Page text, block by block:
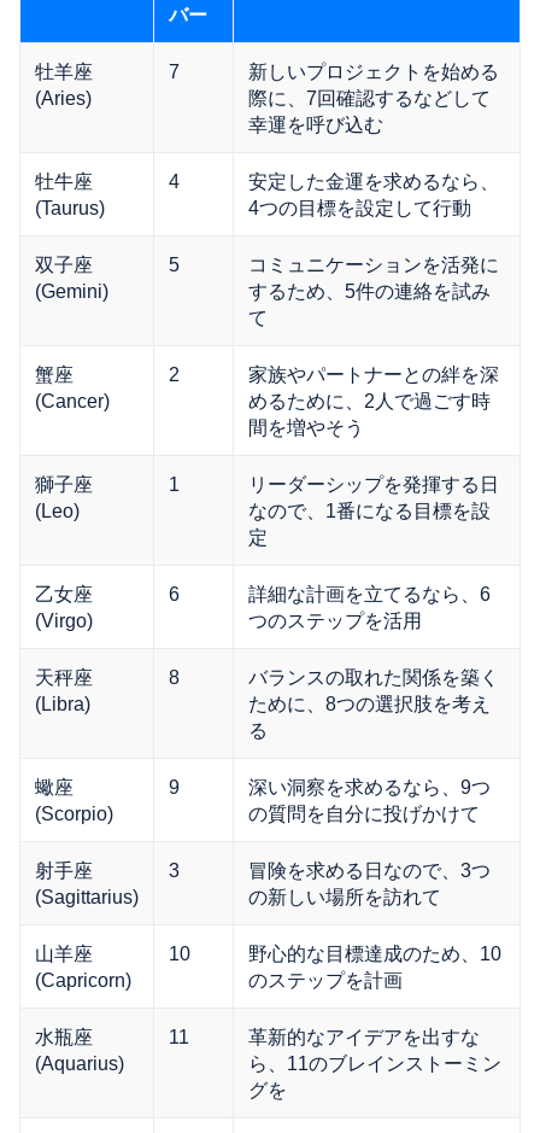
バー
牡羊座
(Aries)
7
新しいプロジェクトを始める
際に、7回確認するなどして
幸運を呼び込む
牡牛座
(Taurus)
4
安定した金運を求めるなら、
4つの目標を設定して行動
双子座
(Gemini)
5
コミュニケーションを活発に
するため、5件の連絡を試み
て
蟹座
(Cancer)
2
家族やパートナーとの絆を深
めるために、2人で過ごす時
間を増やそう
獅子座
(Leo)
1
リーダーシップを発揮する日
なので、1番になる目標を設
定
乙女座
(Virgo)
6
詳細な計画を立てるなら、6
つのステップを活用
天秤座
(Libra)
8
バランスの取れた関係を築く
ために、8つの選択肢を考え
る
蠍座
(Scorpio)
9
深い洞察を求めるなら、9つ
の質問を自分に投げかけて
射手座
(Sagittarius)
3
冒険を求める日なので、3つ
の新しい場所を訪れて
山羊座
(Capricorn)
10
野心的な目標達成のため、10
のステップを計画
水瓶座
(Aquarius)
11
革新的なアイデアを出すな
ら、11のブレインストーミン
グを